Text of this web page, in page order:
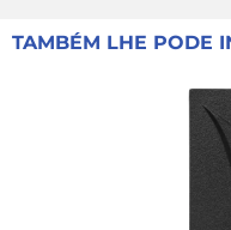
TAMBÉM LHE PODE